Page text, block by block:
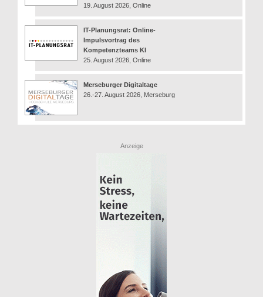
19. August 2026, Online
IT-Planungsrat: Online-
Impulsvortrag des
Kompetenzteams KI
25. August 2026, Online
Merseburger Digitaltage
26.-27. August 2026, Merseburg
Anzeige